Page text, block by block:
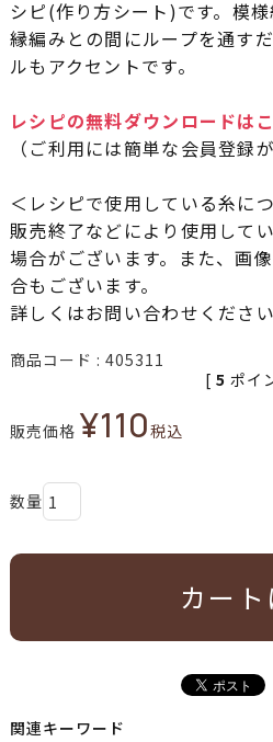
シピ(作り方シート)です。模
縁編みとの間にループを通す
ルもアクセントです。
レシピの無料ダウンロードは
（ご利用には簡単な会員登録
＜レシピで使用している糸に
販売終了などにより使用して
場合がございます。また、画
合もございます。
詳しくはお問い合わせください
商品コード 405311
販売価格 ¥110税込
[ 5 ポイ
カー
関連キーワード